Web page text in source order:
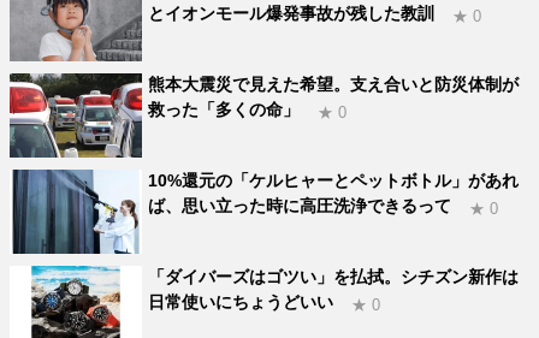
とイオンモール爆発事故が残した教訓
★ 0
熊本大震災で見えた希望。支え合いと防災体制が
救った「多くの命」
★ 0
10%還元の「ケルヒャーとペットボトル」があれ
ば、思い立った時に高圧洗浄できるって
★ 0
「ダイバーズはゴツい」を払拭。シチズン新作は
日常使いにちょうどいい
★ 0